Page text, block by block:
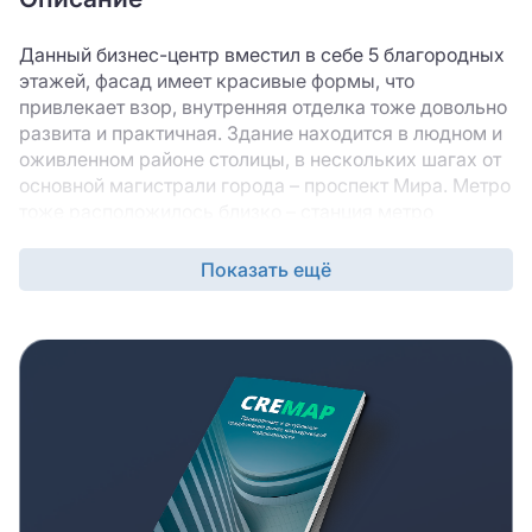
Данный бизнес-центр вместил в себе 5 благородных
этажей, фасад имеет красивые формы, что
привлекает взор, внутренняя отделка тоже довольно
развита и практичная. Здание находится в людном и
оживленном районе столицы, в нескольких шагах от
основной магистрали города – проспект Мира. Метро
пеших работников. Построено в классическом стиле
на деловой основе, все настраивает на
окрашена в желтый цвет, ничего, чтобы отпугивало
все просто и прагматично. На здании размещено
немалое количество окон, что обеспечит природное
освещение, для лучшей работы мозга персонала и
сэкономит некое количество денег на
электроснабжении. В аренду сдаются офисы класса
«–В» и «В+», что говорит о подготовленности к
эксплуатации и подготовленности внутренней
Показать ещё